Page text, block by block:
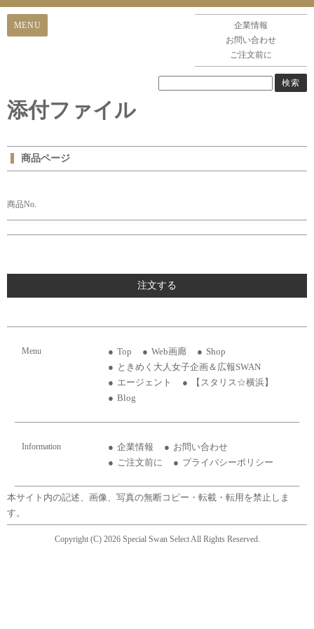
企業情報
お問い合わせ
ご注文前に
添付ファイル
商品ページ
商品No.
注文する
Menu Top Web画廊
Shop
ときめく大人女子企画＆広報SWAN
エージェント
【スタリス☆横浜】
Blog
Information 企業情報
お問い合わせ
ご注文前に
プライバシーポリシー
本サイト内の記述、画像、写真の無断コピー・転載・転用を禁止しま
す。
Copyright (C) 2026 Special Swan Select All Rights Reserved.